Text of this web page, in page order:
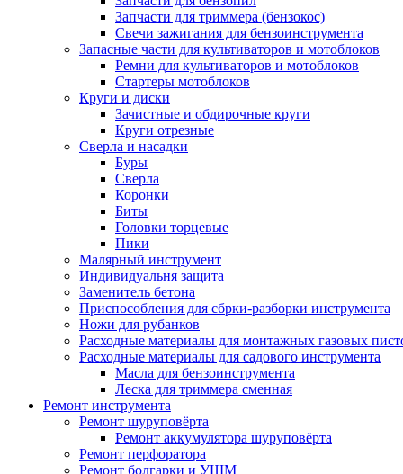
Запчасти для триммера (бензокос)
Свечи зажигания для бензоинструмента
Запасные части для культиваторов и мотоблоков
Ремни для культиваторов и мотоблоков
Стартеры мотоблоков
Круги и диски
Зачистные и обдирочные круги
Круги отрезные
Сверла и насадки
Буры
Сверла
Коронки
Биты
Головки торцевые
Пики
Малярный инструмент
Индивидуальня защита
Заменитель бетона
Приспособления для сбрки-разборки инструмента
Ножи для рубанков
Расходные материалы для монтажных газовых
Расходные материалы для садового инструмента
Масла для бензоинструмента
Леска для триммера сменная
Ремонт инструмента
Ремонт шуруповёрта
Ремонт аккумулятора шуруповёрта
Ремонт перфоратора
Ремонт болгарки и УШМ